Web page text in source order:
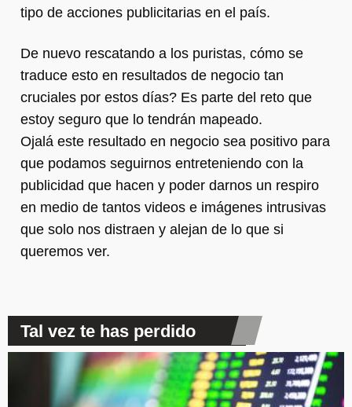
tipo de acciones publicitarias en el país.
De nuevo rescatando a los puristas, cómo se
traduce esto en resultados de negocio tan
cruciales por estos días? Es parte del reto que
estoy seguro que lo tendrán mapeado.
Ojalá este resultado en negocio sea positivo para
que podamos seguirnos entreteniendo con la
publicidad que hacen y poder darnos un respiro
en medio de tantos videos e imágenes intrusivas
que solo nos distraen y alejan de lo que si
queremos ver.
Tal vez te has perdido